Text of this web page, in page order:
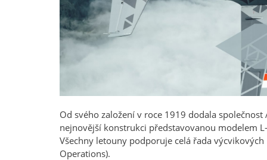
Od svého založení v roce 1919 dodala
nejnovější konstrukci představovanou modelem
Všechny letouny podporuje celá řada
Operations).